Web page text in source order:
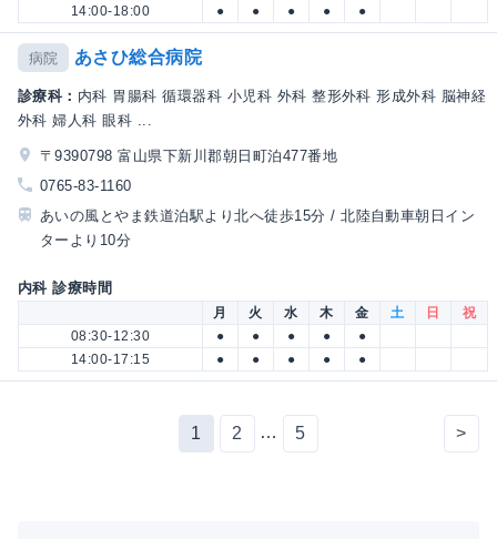
14:00-18:00
● ● ● ● ●
病院 あさひ総合病院
診療科： 内科 胃腸科 循環器科 小児科 外科 整形外科 形成外科 脳神経
外科 婦人科 眼科 ...
〒9390798 富山県下新川郡朝日町泊477番地
0765-83-1160
あいの風とやま鉄道泊駅より北へ徒歩15分 / 北陸自動車朝日イン
ターより10分
内科 診療時間
月 火 水 木 金 土 日
祝
08:30-12:30
● ● ● ●
●
14:00-17:15
● ● ● ● ●
1 2 … 5 >